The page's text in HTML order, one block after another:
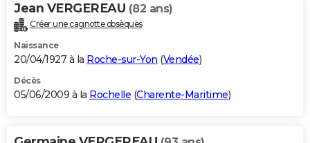
Jean VERGEREAU (82 ans)
Créer une cagnotte obsèques
Naissance
20/04/1927 à la Roche-sur-Yon (Vendée)
Décès
05/06/2009 à la Rochelle (Charente-Maritime)